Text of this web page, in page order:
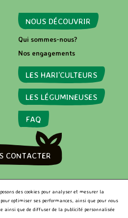
NOUS DÉCOUVRIR
Qui sommes-nous?
Nos engagements
LES HARI’CULTEURS
LES LÉGUMINEUSES
FAQ
CONTACTER
des cookies pour analyser et mesurer la
optimiser ses performances, ainsi que pour nous
ainsi que de diffuser de la publicité personnalisée